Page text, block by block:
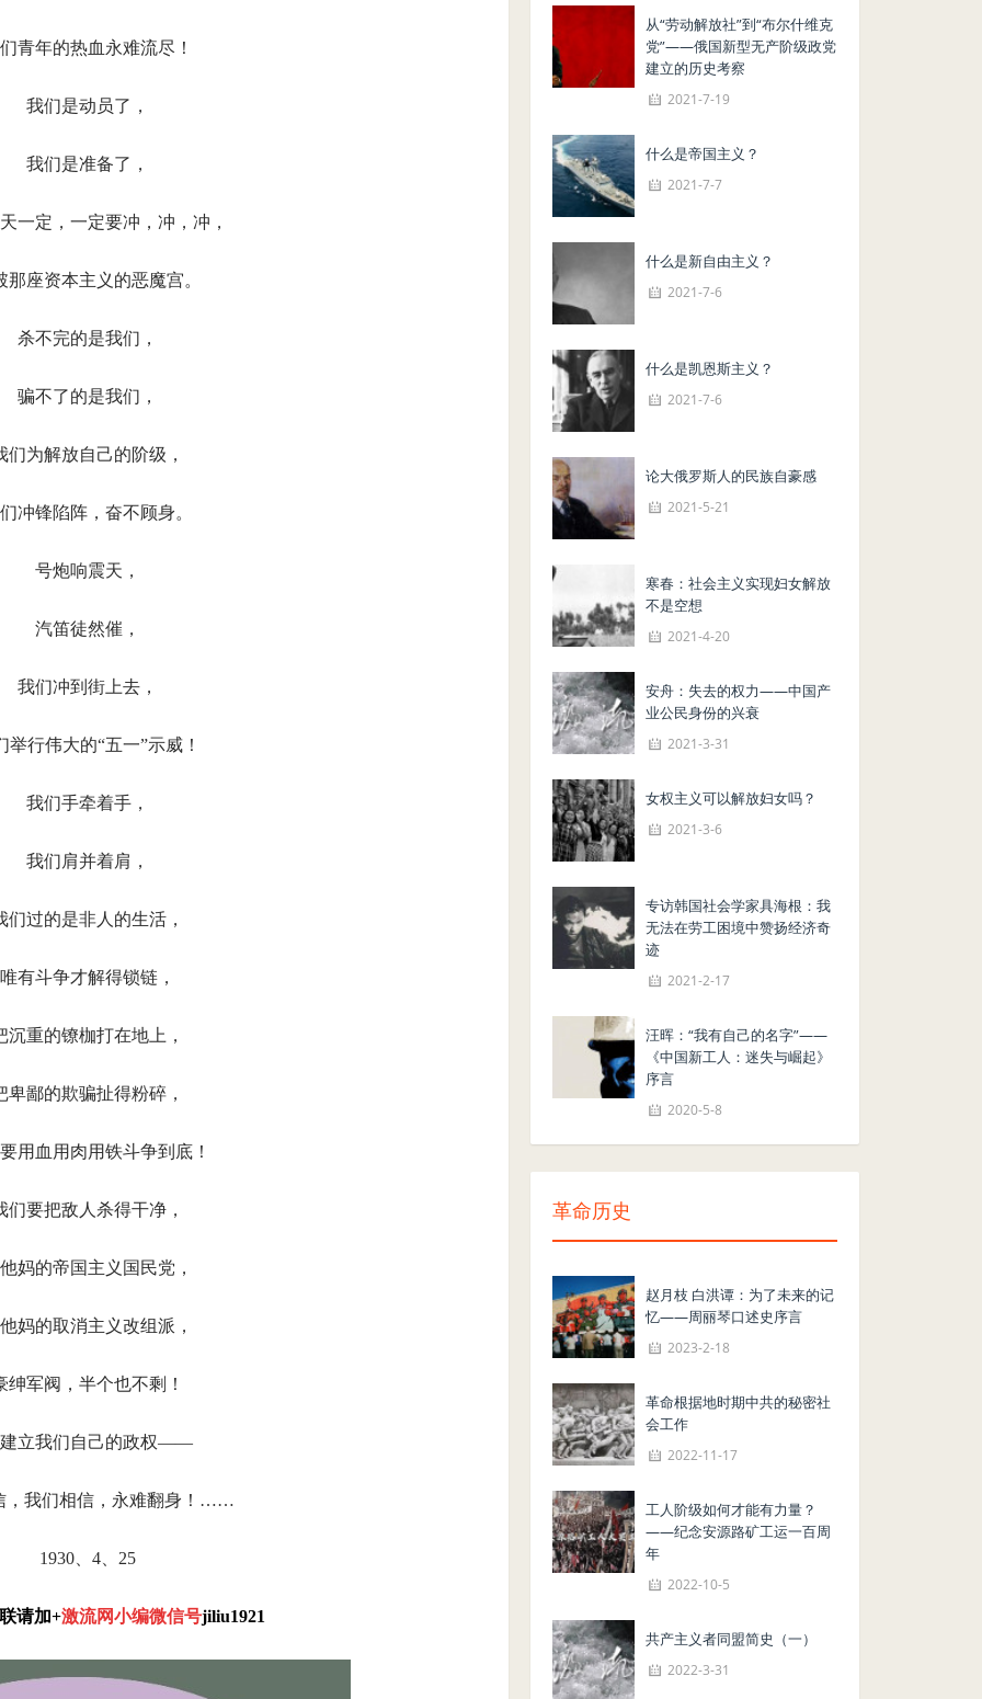
青年的热血永难流尽！
我们是动员了，
我们是准备了，
一定，一定要冲，冲，冲，
那座资本主义的恶魔宫。
杀不完的是我们，
骗不了的是我们，
们为解放自己的阶级，
冲锋陷阵，奋不顾身。
号炮响震天，
汽笛徒然催，
我们冲到街上去，
举行伟大的“五一”示威！
我们手牵着手，
我们肩并着肩，
们过的是非人的生活，
唯有斗争才解得锁链，
沉重的镣枷打在地上，
卑鄙的欺骗扯得粉碎，
用血用肉用铁斗争到底！
们要把敌人杀得干净，
妈的帝国主义国民党，
妈的取消主义改组派，
绅军阀，半个也不剩！
立我们自己的政权——
，我们相信，永难翻身！……
1930、 4、 25
请加+激流网小编微信号jiliu1921
从“劳动解放社”到“布尔什维克
党”——俄国新型无产阶级政党
建立的历史考察
2021-7-19
什么是帝国主义？
2021-7-7
什么是新自由主义？
2021-7-6
什么是凯恩斯主义？
2021-7-6
论大俄罗斯人的民族自豪感
2021-5-21
寒春：社会主义实现妇女解放
不是空想
2021-4-20
安舟：失去的权力——中国产
业公民身份的兴衰
2021-3-31
女权主义可以解放妇女吗？
2021-3-6
专访韩国社会学家具海根：我
无法在劳工困境中赞扬经济奇
迹
2021-2-17
汪晖：“我有自己的名字”——
《中国新工人：迷失与崛起》
序言
2020-5-8
革命历史
赵月枝 白洪谭：为了未来的记
忆——周丽琴口述史序言
2023-2-18
革命根据地时期中共的秘密社
会工作
2022-11-17
工人阶级如何才能有力量？
——纪念安源路矿工运一百周
年
2022-10-5
共产主义者同盟简史（一）
2022-3-31